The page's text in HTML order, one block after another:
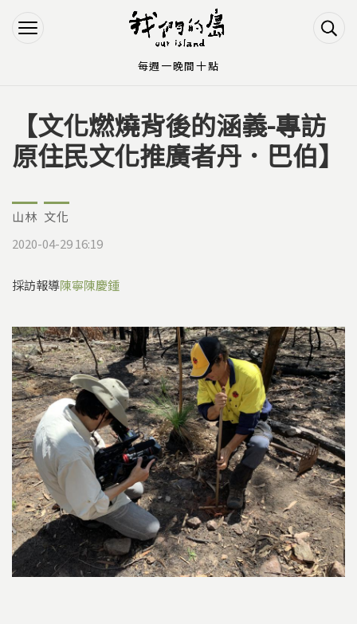
Jump to Navigation
Jump to Main content
您在這裡
【文化燃燒背後的涵義-專訪
原住民文化推廣者丹．巴伯】
山林 文化
2020-04-29 16:19
採訪報導陳寧陳慶鍾
每週一晚間十點